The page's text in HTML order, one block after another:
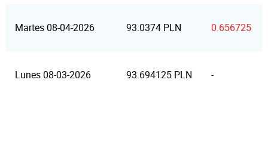
Martes 08-04-2026 93.0374 PLN 0.656725
Lunes 08-03-2026 93.694125 PLN -